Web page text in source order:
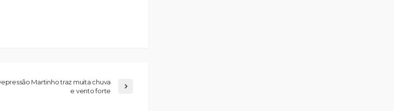
Martinho traz muita chuva
e vento forte